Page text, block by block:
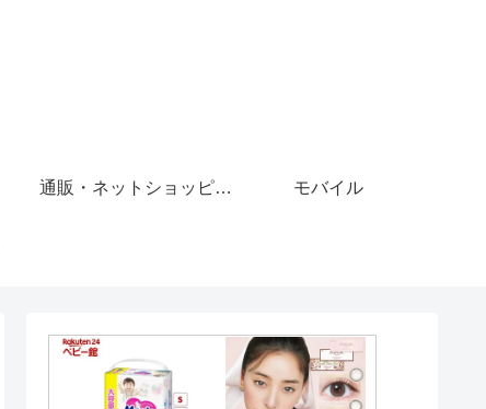
通販・ネットショッピング モバイル